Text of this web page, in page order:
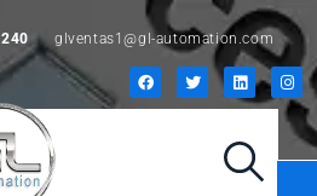
glventas1@gl-automation.com